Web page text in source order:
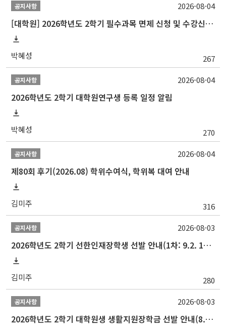
공지사항
[대학원] 2026학년도 2학기 필수과목 면제 신청 및 수강신청 내역 제출 안내
박혜성 267
2026-08-04
공지사항
2026학년도 2학기 대학원연구생 등록 일정 알림
박혜성 270
2026-08-04
공지사항
제80회 후기(2026.08) 학위수여식, 학위복 대여 안내
김미주 316
2026-08-04
공지사항
2026학년도 2학기 선한인재장학생 선발 안내(1차: 9.2. 16시 / 2차: 9.22.)
김미주 280
2026-08-03
공지사항
2026학년도 2학기 대학원생 생활지원장학금 선발 안내(8.24~9.7, 18시까지)
2026-08-03